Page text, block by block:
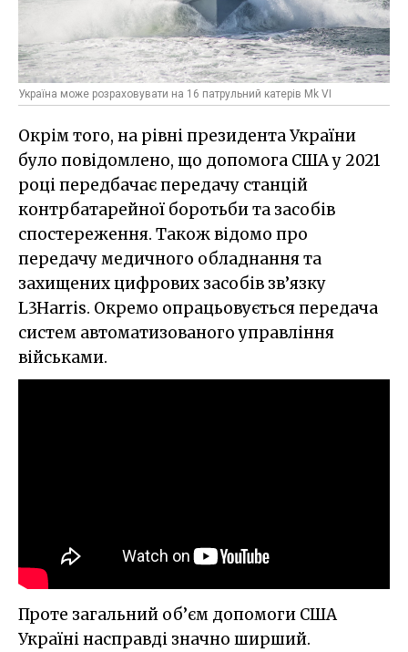
Україна може розраховувати на 16 патрульний катерів Mk VI
Окрім того, на рівні президента України
було повідомлено, що допомога США у 2021
році передбачає передачу станцій
контрбатарейної боротьби та засобів
спостереження. Також відомо про
передачу медичного обладнання та
захищених цифрових засобів зв’язку
L3Harris. Окремо опрацьовується передача
систем автоматизованого управління
військами.
Проте загальний об’єм допомоги США
Україні насправді значно ширший.